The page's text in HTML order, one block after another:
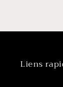
Liens